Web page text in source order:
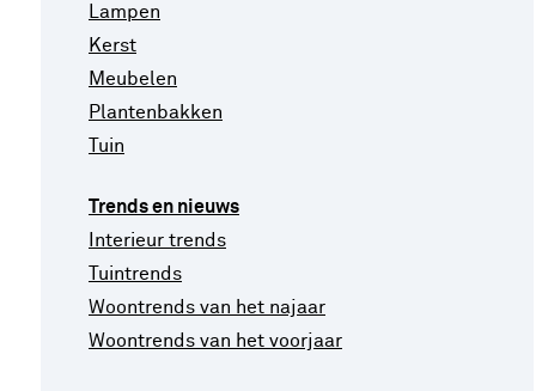
Lampen
Kerst
Meubelen
Plantenbakken
Tuin
Trends en nieuws
Interieur trends
Tuintrends
Woontrends van het najaar
Woontrends van het voorjaar